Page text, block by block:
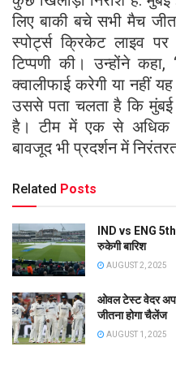
लिए बाकी बचे सभी मैच
स्पोर्ट्स क्रिकेट लाइव
टिप्पणी की। उन्होंने
क्वालीफाई करेगी या नहीं
उससे पता चलता है कि
है। टीम में एक से अधिक
बावजूद भी प्रदर्शन में
Related Posts
IND vs ENG
रुकेगी बारिश
AUGUST 2, 2025
ओवल टेस्ट वेदर
जीतना होगा चैलेंज
AUGUST 1, 2025